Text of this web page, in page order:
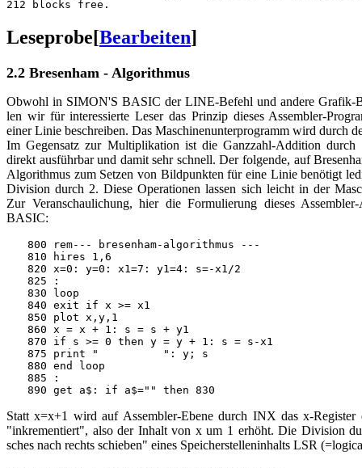
Leseprobe[Bearbeiten]
2.2 Bresenham - Algorithmus
Obwohl in SIMON'S BASIC der LINE-Befehl und andere Grafik-
len wir für interessierte Leser das Prinzip dieses Assembler-
einer Linie beschreiben. Das Maschinenunterprogramm wird durch
Im Gegensatz zur Multiplikation ist die Ganzzahl-Addition durch
direkt ausführbar und damit sehr schnell. Der folgende, auf
Algorithmus zum Setzen von Bildpunkten für eine Linie benötigt
Division durch 2. Diese Operationen lassen sich leicht in der
Zur Veranschaulichung, hier die Formulierung dieses
BASIC:
800 rem--- bresenham-algorithmus ---
810 hires 1,6
820 x=0: y=0: x1=7: y1=4: s=-x1/2
825 :
830 loop
840 exit if x >= x1
850 plot x,y,1
860 x = x + 1: s = s + y1
870 if s >= 0 then y = y + 1: s = s-x1
875 print "          ": y; s
880 end loop
885 :
Statt x=x+1 wird auf Assembler-Ebene durch INX das x-Register
"inkrementiert", also der Inhalt von x um 1 erhöht. Die Division
sches nach rechts schieben" eines Speicherstelleninhalts LSR